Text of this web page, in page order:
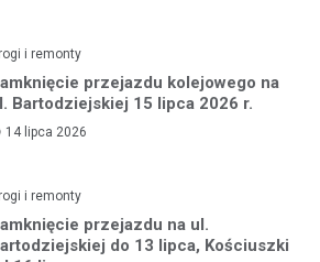
i remonty
przejazdu kolejowego na
Bartodziejskiej 15 lipca 2026 r.
14 lipca 2026
i remonty
przejazdu na ul.
do 13 lipca, Kościuszki